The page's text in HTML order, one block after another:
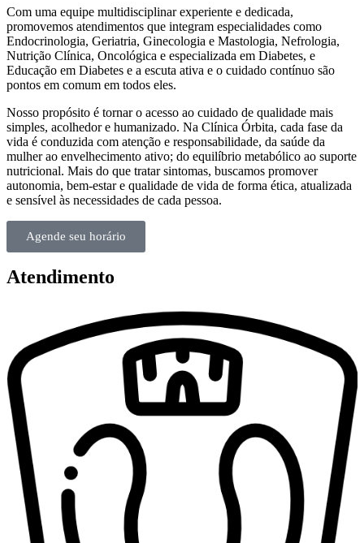
Com uma equipe multidisciplinar experiente e dedicada,
promovemos atendimentos que integram especialidades como
Endocrinologia, Geriatria, Ginecologia e Mastologia, Nefrologia,
Nutrição Clínica, Oncológica e especializada em Diabetes, e
Educação em Diabetes e a escuta ativa e o cuidado contínuo são
pontos em comum em todos eles.
Nosso propósito é tornar o acesso ao cuidado de qualidade mais
simples, acolhedor e humanizado. Na Clínica Órbita, cada fase da
vida é conduzida com atenção e responsabilidade, da saúde da
mulher ao envelhecimento ativo; do equilíbrio metabólico ao suporte
nutricional. Mais do que tratar sintomas, buscamos promover
autonomia, bem-estar e qualidade de vida de forma ética, atualizada
e sensível às necessidades de cada pessoa.
Agende seu horário
Atendimento